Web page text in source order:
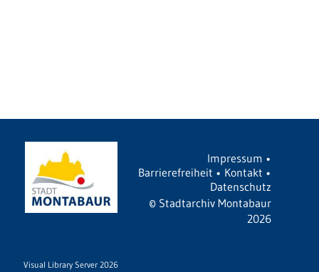
Impressum •
Barrierefreiheit • Kontakt •
Datenschutz
© Stadtarchiv Montabaur
2026
Visual Library Server 2026